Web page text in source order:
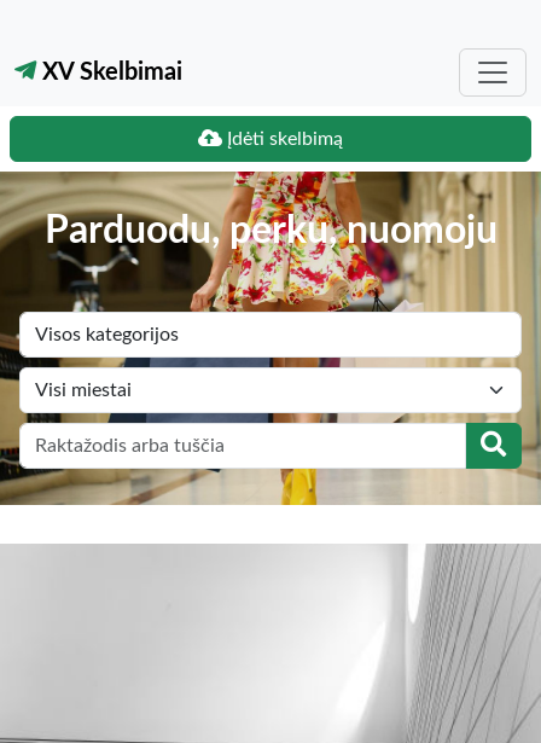
XV Skelbimai
Įdėti skelbimą
Parduodu, perku, nuomoju